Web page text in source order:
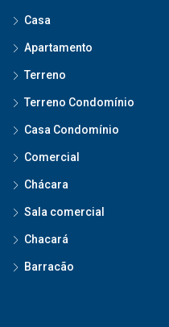
Casa
Apartamento
Terreno
Terreno Condomínio
Casa Condomínio
Comercial
Chácara
Sala comercial
Chacará
Barracão